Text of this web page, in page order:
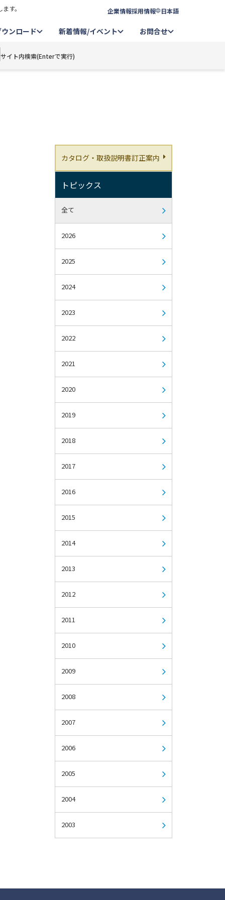
す。 企業情報採用情報 日本語
ウンロード 新着情報/イベント お問合せ
サイト内検索(Enterで実行)
カタログ・取扱説明書訂正案内
トピックス
全て
2026
2025
2024
2023
2022
2021
2020
2019
2018
2017
2016
2015
2014
2013
2012
2011
2010
2009
2008
2007
2006
2005
2004
2003